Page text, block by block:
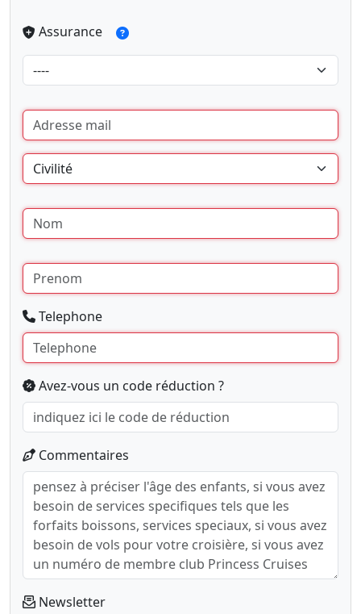
Assurance
Telephone
Avez-vous un code réduction ?
Commentaires
Newsletter